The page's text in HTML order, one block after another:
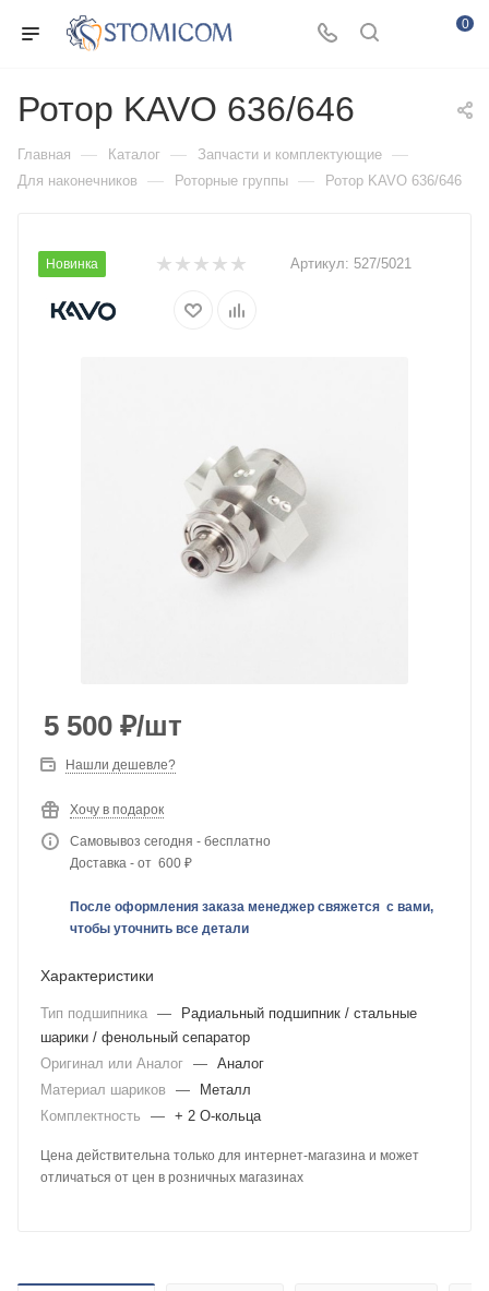
0
Ротор KAVO 636/646
Главная — Каталог — Запчасти и комплектующие —
Для наконечников — Роторные группы — Ротор KAVO 636/646
Новинка Артикул: 527/5021
5 500 ₽/шт
Нашли дешевле?
Хочу в подарок
Самовывоз сегодня - бесплатно
Доставка - от 600 ₽
После оформления заказа менеджер свяжется с вами,
чтобы уточнить все детали
Характеристики
Тип подшипника —
Радиальный подшипник / стальные
шарики / фенольный сепаратор
Оригинал или Аналог — Аналог
Материал шариков
—
Металл
Комплектность
— + 2 О-кольца
Цена действительна только для интернет-магазина и может
отличаться от цен в розничных магазинах